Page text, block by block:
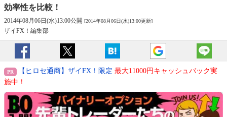
効率性を比較！
2014年08月06日(水)13:00公開 [2014年08月06日(水)13:00更新]
ザイFX！編集部
【ヒロセ通商】ザイFX！限定 最大11000円キャッシュバック実
施中！